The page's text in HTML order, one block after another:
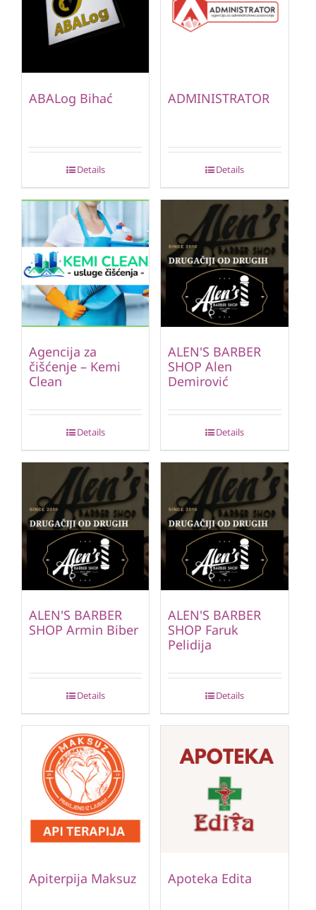
ABALog Bihać
Details
ADMINISTRATOR
Details
Agencija za
čišćenje – Kemi
Clean
Details
ALEN'S BARBER
SHOP Alen
Demirović
Details
ALEN'S BARBER
SHOP Armin Biber
Details
ALEN'S BARBER
SHOP Faruk
Pelidija
Details
Apiterpija Maksuz Apoteka Edita